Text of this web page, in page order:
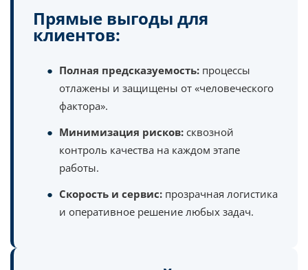
Прямые выгоды для
клиентов:
Полная предсказуемость: процессы
отлажены и защищены от «человеческого
фактора».
Минимизация рисков: сквозной
контроль качества на каждом этапе
работы.
Скорость и сервис: прозрачная логистика
и оперативное решение любых задач.